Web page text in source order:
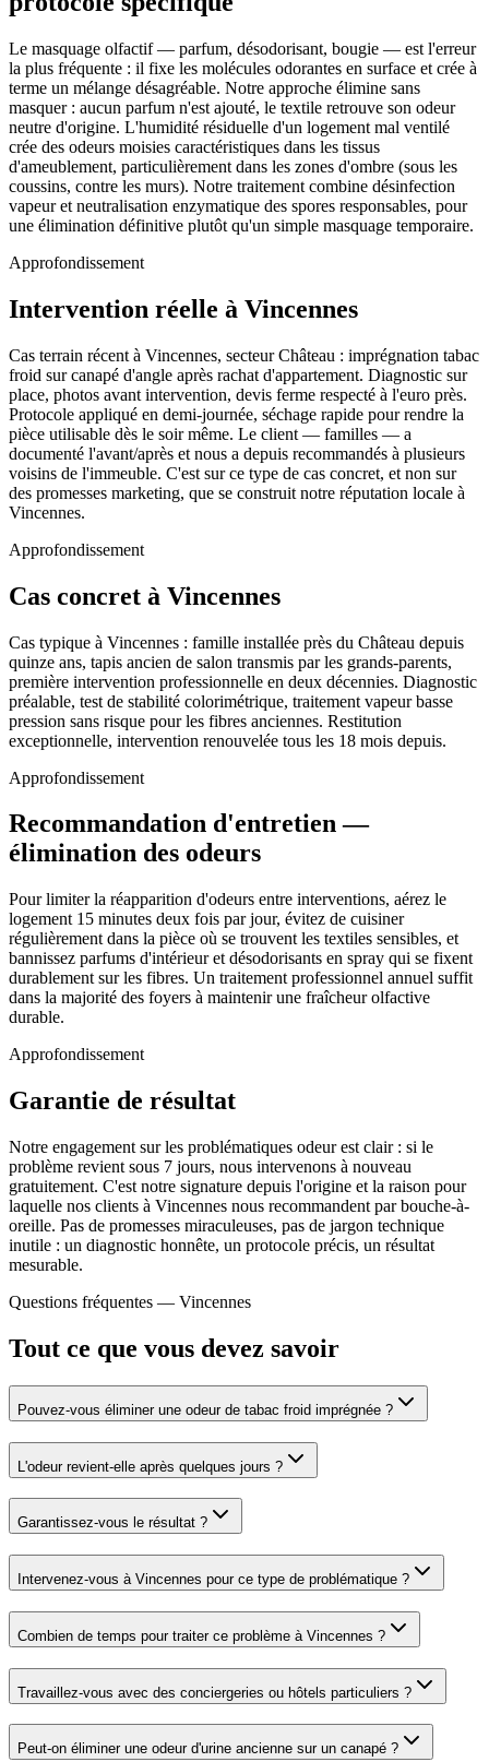
Le masquage olfactif — parfum, désodorisant, bougie — est l'erreur
la plus fréquente : il fixe les molécules odorantes en surface et crée à
terme un mélange désagréable. Notre approche élimine sans
masquer : aucun parfum n'est ajouté, le textile retrouve son odeur
neutre d'origine. L'humidité résiduelle d'un logement mal ventilé
crée des odeurs moisies caractéristiques dans les tissus
d'ameublement, particulièrement dans les zones d'ombre (sous les
coussins, contre les murs). Notre traitement combine désinfection
vapeur et neutralisation enzymatique des spores responsables, pour
une élimination définitive plutôt qu'un simple masquage temporaire.
Approfondissement
Intervention réelle à Vincennes
Cas terrain récent à Vincennes, secteur Château : imprégnation tabac
froid sur canapé d'angle après rachat d'appartement. Diagnostic sur
place, photos avant intervention, devis ferme respecté à l'euro près.
Protocole appliqué en demi-journée, séchage rapide pour rendre la
pièce utilisable dès le soir même. Le client — familles — a
documenté l'avant/après et nous a depuis recommandés à plusieurs
voisins de l'immeuble. C'est sur ce type de cas concret, et non sur
des promesses marketing, que se construit notre réputation locale à
Vincennes.
Approfondissement
Cas concret à Vincennes
Cas typique à Vincennes : famille installée près du Château depuis
quinze ans, tapis ancien de salon transmis par les grands-parents,
première intervention professionnelle en deux décennies. Diagnostic
préalable, test de stabilité colorimétrique, traitement vapeur basse
pression sans risque pour les fibres anciennes. Restitution
exceptionnelle, intervention renouvelée tous les 18 mois depuis.
Approfondissement
Recommandation d'entretien —
élimination des odeurs
Pour limiter la réapparition d'odeurs entre interventions, aérez le
logement 15 minutes deux fois par jour, évitez de cuisiner
régulièrement dans la pièce où se trouvent les textiles sensibles, et
bannissez parfums d'intérieur et désodorisants en spray qui se fixent
durablement sur les fibres. Un traitement professionnel annuel suffit
dans la majorité des foyers à maintenir une fraîcheur olfactive
durable.
Approfondissement
Garantie de résultat
Notre engagement sur les problématiques odeur est clair : si le
problème revient sous 7 jours, nous intervenons à nouveau
gratuitement. C'est notre signature depuis l'origine et la raison pour
laquelle nos clients à Vincennes nous recommandent par bouche-à-
oreille. Pas de promesses miraculeuses, pas de jargon technique
inutile : un diagnostic honnête, un protocole précis, un résultat
mesurable.
Questions fréquentes — Vincennes
Tout ce que vous devez savoir
Pouvez-vous éliminer une odeur de tabac froid imprégnée ?
L'odeur revient-elle après quelques jours ?
Garantissez-vous le résultat ?
Intervenez-vous à Vincennes pour ce type de problématique ?
Combien de temps pour traiter ce problème à Vincennes ?
Travaillez-vous avec des conciergeries ou hôtels particuliers ?
Peut-on éliminer une odeur d'urine ancienne sur un canapé ?